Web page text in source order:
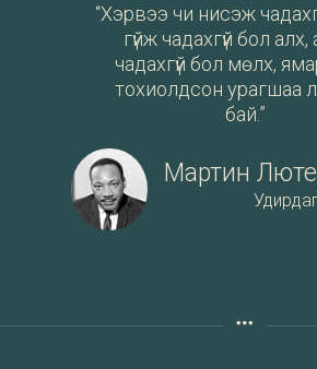
“Хэрвээ чи нисэж
гүйж чадахгүй бол
чадахгүй бол мөлх,
тохиолдсон урагшаа
бай.”
Мартин